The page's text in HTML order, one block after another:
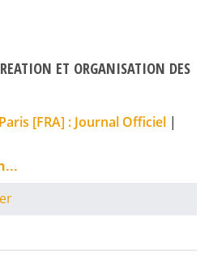
ET ORGANISATION DES
Paris [FRA] : Journal Officiel |